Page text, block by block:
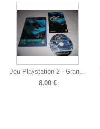
Jeu Playstation 2 - Gran...
8,00 €